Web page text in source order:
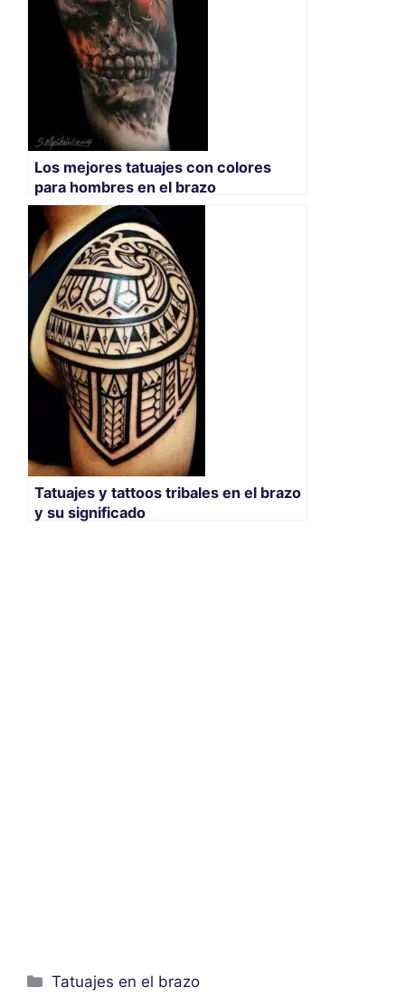
Los mejores tatuajes con colores
para hombres en el brazo
Tatuajes y tattoos tribales en el brazo
y su significado
Categorías
Tatuajes en el brazo